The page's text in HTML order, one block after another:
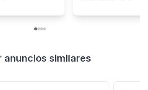
anuncios similares